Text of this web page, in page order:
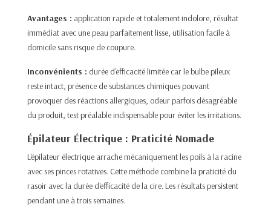
Avantages : application rapide et totalement indolore, résultat
immédiat avec une peau parfaitement lisse, utilisation facile à
domicile sans risque de coupure.
Inconvénients : durée d'efficacité limitée car le bulbe pileux
reste intact, présence de substances chimiques pouvant
provoquer des réactions allergiques, odeur parfois désagréable
du produit, test préalable indispensable pour éviter les irritations.
Épilateur Électrique : Praticité Nomade
L'épilateur électrique arrache mécaniquement les poils à la racine
avec ses pinces rotatives. Cette méthode combine la praticité du
rasoir avec la durée d'efficacité de la cire. Les résultats persistent
pendant une à trois semaines.​